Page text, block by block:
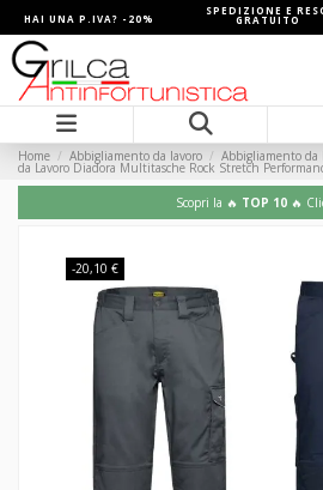
HAI UNA P.IVA? -20%
SPEDIZIONE E
GRATUITO
Home Abbigliamento da lavoro Abbigliamento da
da Lavoro Diadora Multitasche Rock Stretch
Scopri la 🔥 TOP 10 🔥
-20,10 €